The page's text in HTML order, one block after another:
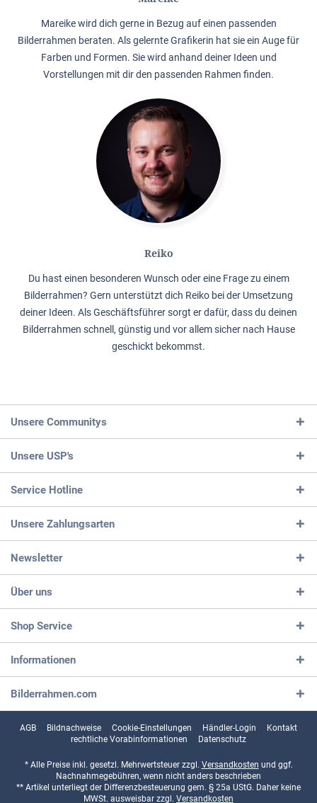
Mareike wird dich gerne in Bezug auf einen passenden
Bilderrahmen beraten. Als gelernte Grafikerin hat sie ein Auge für
Farben und Formen. Sie wird anhand deiner Ideen und
Vorstellungen mit dir den passenden Rahmen finden.
Reiko
Du hast einen besonderen Wunsch oder eine Frage zu einem
Bilderrahmen? Gern unterstützt dich Reiko bei der Umsetzung
deiner Ideen. Als Geschäftsführer sorgt er dafür, dass du deinen
Bilderrahmen schnell, günstig und vor allem sicher nach Hause
geschickt bekommst.
Unsere Communitys
Unsere USP's
Service Hotline
Unsere Zahlungsarten
Newsletter
Über uns
Shop Service
Informationen
Bilderrahmen.com
AGB Bildnachweise Cookie-Einstellungen Händler-Login
Kontakt
rechtliche Vorabinformationen
Datenschutz
* Alle Preise inkl. gesetzl. Mehrwertsteuer zzgl. Versandkosten und ggf.
Nachnahmegebühren, wenn nicht anders beschrieben
** Artikel unterliegt der Differenzbesteuerung gem. § 25a UStG. Daher keine
MWSt. ausweisbar zzgl. Versandkosten